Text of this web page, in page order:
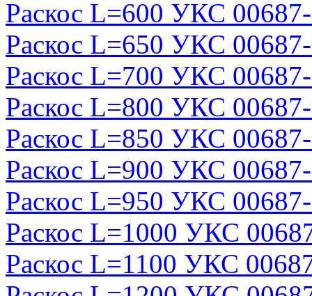
Раскос L=600 УКС
Раскос L=650 УКС
Раскос L=700 УКС
Раскос L=800 УКС
Раскос L=850 УКС
Раскос L=900 УКС
Раскос L=950 УКС
Раскос L=1000 УКС
Раскос L=1100 УКС